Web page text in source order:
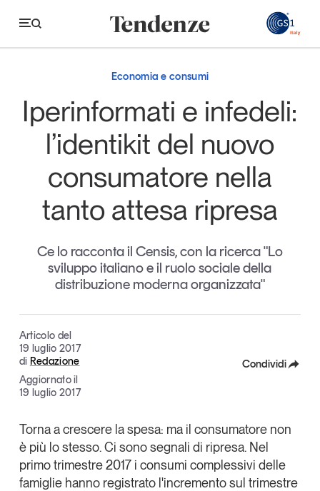
Tendenze
Economia e consumi
Logistica
Retail e brand
Sostenibilità
Grandi temi
Magazine
Articoli
Opinioni
Dossier
Il Numero
Comunicati stampa
Video
Podcast
Studi e ricerche
Economia e consumi
Iperinformati e infedeli:
l’identikit del nuovo
consumatore nella
tanto attesa ripresa
Ce lo racconta il Censis, con la ricerca "Lo
sviluppo italiano e il ruolo sociale della
distribuzione moderna organizzata"
Articolo del
19 luglio 2017
di Redazione
Aggiornato il
19 luglio 2017
Condividi
Linkedin
Copia Link
Torna a crescere la spesa: ma il consumatore non
è più lo stesso. Ci sono segnali di ripresa. Nel
primo trimestre 2017 i consumi complessivi delle
famiglie hanno registrato l'incremento sul trimestre